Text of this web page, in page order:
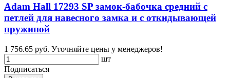
Adam Hall 17293 SP замок-бабочка средний с
петлей для навесного замка и с откидывающей
пружиной
1 756.65 руб. Уточняйте цены у менеджеров!
шт
Подписаться